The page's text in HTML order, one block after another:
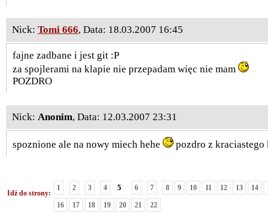
Nick: Tomi 666, Data: 18.03.2007 16:45
fajne zadbane i jest git :P
za spojlerami na klapie nie przepadam więc nie mam
POZDRO
Nick: Anonim, Data: 12.03.2007 23:31
spoznione ale na nowy miech hehe pozdro z
Idź do strony:
1 2 3 4 5 6 7 8 9 10 11 12 13 14
16 17 18 19 20 21 22